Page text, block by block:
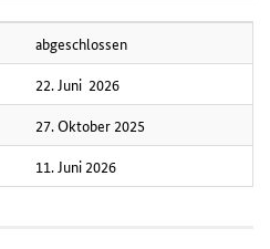
abgeschlossen
22. Juni 2026
27. Oktober 2025
11. Juni 2026